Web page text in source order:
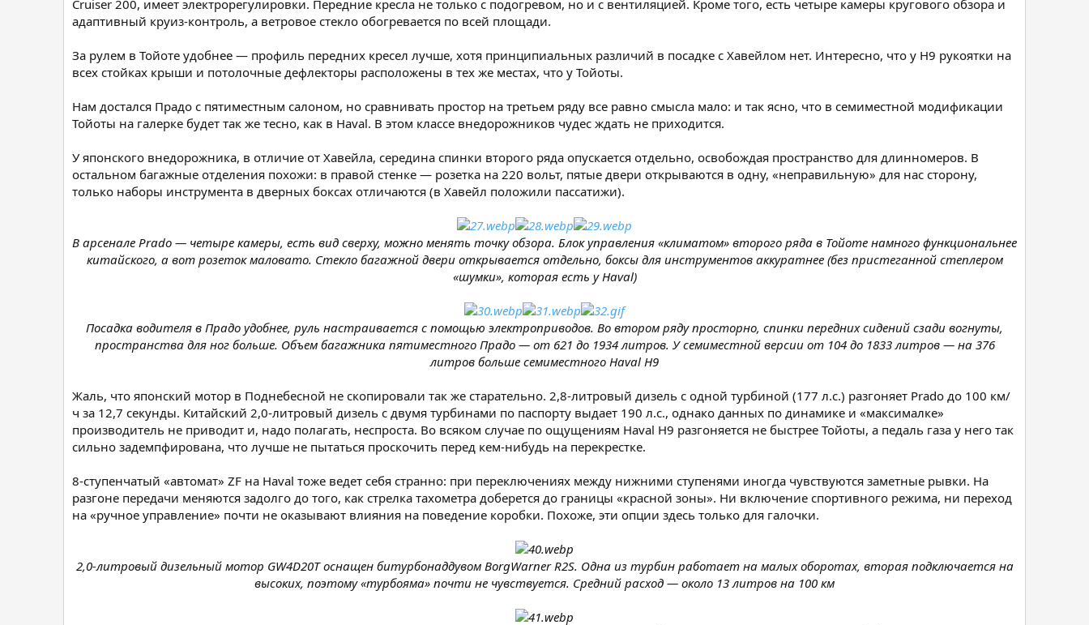
Cruiser 200, имеет электрорегулировки. Передние кресла не только с подогревом, но и с вентиляцией. Кроме того, есть четыре камеры кругового обзора и
адаптивный круиз-контроль, а ветровое стекло обогревается по всей площади.
За рулем в Тойоте удобнее — профиль передних кресел лучше, хотя принципиальных различий в посадке с Хавейлом нет. Интересно, что у Н9 рукоятки на
всех стойках крыши и потолочные дефлекторы расположены в тех же местах, что у Тойоты.
Нам достался Прадо с пятиместным салоном, но сравнивать простор на третьем ряду все равно смысла мало: и так ясно, что в семиместной модификации
Тойоты на галерке будет так же тесно, как в Haval. В этом классе внедорожников чудес ждать не приходится.
У японского внедорожника, в отличие от Хавейла, середина спинки второго ряда опускается отдельно, освобождая пространство для длинномеров. В
остальном багажные отделения похожи: в правой стенке — розетка на 220 вольт, пятые двери открываются в одну, «неправильную» для нас сторону,
только наборы инструмента в дверных боксах отличаются (в Хавейл положили пассатижи).
В арсенале Prado — четыре камеры, есть вид сверху, можно менять точку обзора. Блок управления «климатом» второго ряда в Тойоте намного функциональнее
китайского, а вот розеток маловато. Стекло багажной двери открывается отдельно, боксы для инструментов аккуратнее (без пристеганной степлером
«шумки», которая есть у Haval)
Посадка водителя в Прадо удобнее, руль настраивается с помощью электроприводов. Во втором ряду просторно, спинки передних сидений сзади вогнуты,
пространства для ног больше. Объем багажника пятиместного Прадо — от 621 до 1934 литров. У семиместной версии от 104 до 1833 литров — на 376
литров больше семиместного Haval H9
Жаль, что японский мотор в Поднебесной не скопировали так же старательно. 2,8-литровый дизель с одной турбиной (177 л.с.) разгоняет Prado до 100 км/
ч за 12,7 секунды. Китайский 2,0-литровый дизель с двумя турбинами по паспорту выдает 190 л.с., однако данных по динамике и «максималке»
производитель не приводит и, надо полагать, неспроста. Во всяком случае по ощущениям Haval H9 разгоняется не быстрее Тойоты, а педаль газа у него так
сильно задемпфирована, что лучше не пытаться проскочить перед кем-нибудь на перекрестке.
8-ступенчатый «автомат» ZF на Haval тоже ведет себя странно: при переключениях между нижними ступенями иногда чувствуются заметные рывки. На
разгоне передачи меняются задолго до того, как стрелка тахометра доберется до границы «красной зоны». Ни включение спортивного режима, ни переход
на «ручное управление» почти не оказывают влияния на поведение коробки. Похоже, эти опции здесь только для галочки.
2,0-литровый дизельный мотор GW4D20T оснащен битурбонаддувом BorgWarner R2S. Одна из турбин работает на малых оборотах, вторая подключается на
высоких, поэтому «турбояма» почти не чувствуется. Средний расход — около 13 литров на 100 км